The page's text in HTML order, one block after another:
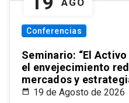
AGO
Conferencias
Seminario: “El
el envejecimiento
mercados y
19 de Agosto de 2026